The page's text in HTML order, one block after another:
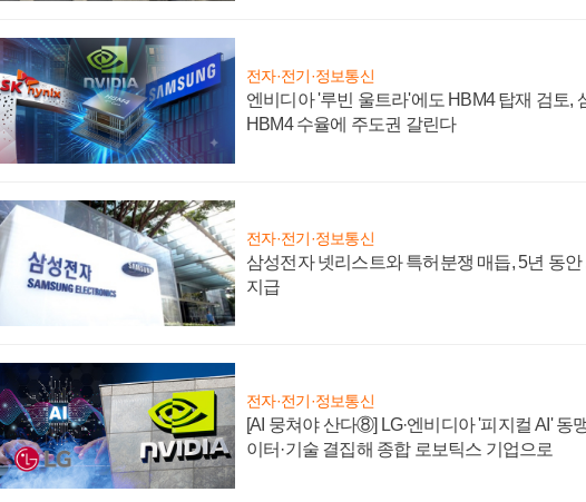
전자·전기·정보통신
엔비디아 '루빈 울트라'에도 HBM4 탑재 검토,
HBM4 수율에 주도권 갈린다
전자·전기·정보통신
삼성전자 넷리스트와 특허분쟁 매듭, 5년 동안
지급
전자·전기·정보통신
[AI 뭉쳐야 산다⑧] LG·엔비디아 '피지컬 AI' 동
이터·기술 결집해 종합 로보틱스 기업으로